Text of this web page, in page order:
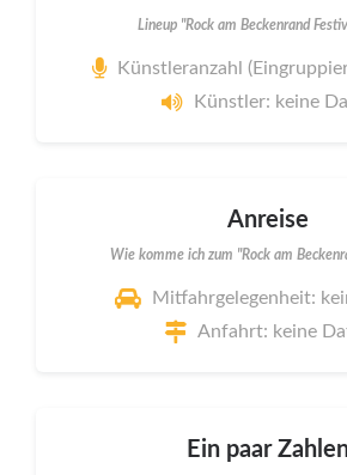
Lineup "Rock am Beckenrand
Künstleranzahl
Künstler: keine
Anreise
Wie komme ich zum "Rock am
Mitfahrgelegenheit:
Anfahrt: keine
Ein paar